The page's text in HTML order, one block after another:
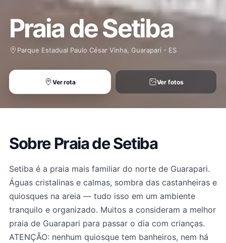
Praia de Setiba
Parque Estadual Paulo César Vinha, Guarapari - ES
Ver rota Ver fotos
Sobre Praia de Setiba
Setiba é a praia mais familiar do norte de Guarapari.
Águas cristalinas e calmas, sombra das castanheiras e
quiosques na areia — tudo isso em um ambiente
tranquilo e organizado. Muitos a consideram a melhor
praia de Guarapari para passar o dia com crianças.
ATENÇÃO: nenhum quiosque tem banheiros, nem há